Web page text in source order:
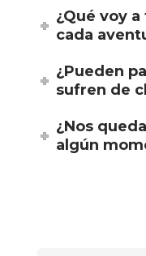
¿Qué voy
cada
¿Pueden
sufren de
¿Nos
algún